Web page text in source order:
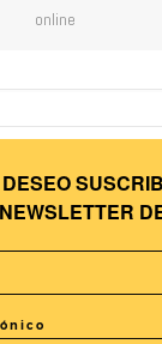
online
+ Añadir Google
DESEO
NEWSLETTER